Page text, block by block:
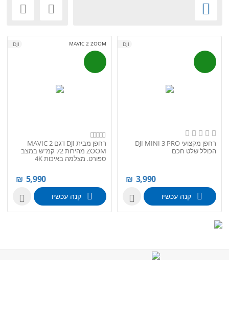



DJI
רחפן מקצועי DJI MINI 3 PRO
הכולל שלט חכם
3,990
₪
קנה עכשיו 
MAVIC 2 ZOOM
DJI
רחפן מבית DJI דגם MAVIC 2
ZOOM מהירות 72 קמ“ש במצב
ספורט. מצלמה באיכות 4K
5,990
₪
קנה עכשיו 